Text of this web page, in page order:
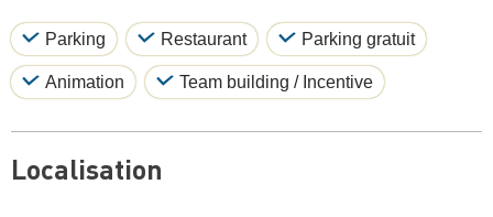
Parking Restaurant Parking gratuit
Animation Team building / Incentive
Localisation